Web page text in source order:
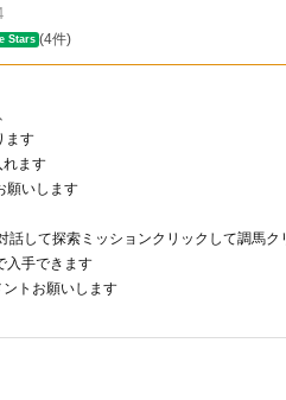
Stars (4件)
ます
れます
願いします
話して探索ミッションクリックして調馬
入手できます
トお願いします